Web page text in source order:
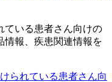
ている患者さん向けの
情報、疾患関連情報を
られている患者さん向